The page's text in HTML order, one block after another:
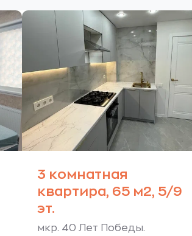
3 комнатная
квартира, 65 м2, 5/9
эт.
мкр. 40 Лет Победы.